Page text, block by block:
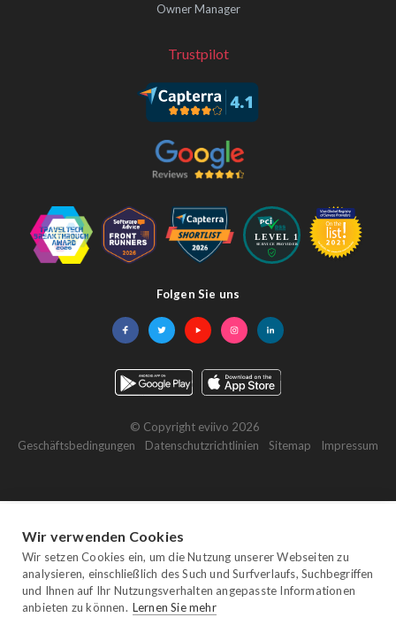
Owner Manager
Trustpilot
Folgen Sie uns
© Copyright eviivo 2026
Geschäftsbedingungen
Datenschutzrichtlinien Sitemap Impressum
Wir verwenden Cookies
Wir setzen Cookies ein, um die Nutzung unserer Webseiten zu
analysieren, einschließlich des Such und Surfverlaufs, Suchbegriffen
und Ihnen auf Ihr Nutzungsverhalten angepasste Informationen
anbieten zu können. Lernen Sie mehr